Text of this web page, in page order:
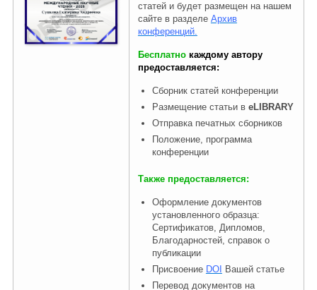
статей и будет размещен на нашем
сайте в разделе Архив
конференций.
Бесплатно каждому автору
предоставляется:
Сборник статей конференции
Размещение статьи в eLIBRARY
Отправка печатных сборников
Положение, программа
конференции
Также предоставляется:
Оформление документов
установленного образца:
Сертификатов, Дипломов,
Благодарностей, справок о
публикации
Присвоение DOI
Вашей статье
Перевод документов на